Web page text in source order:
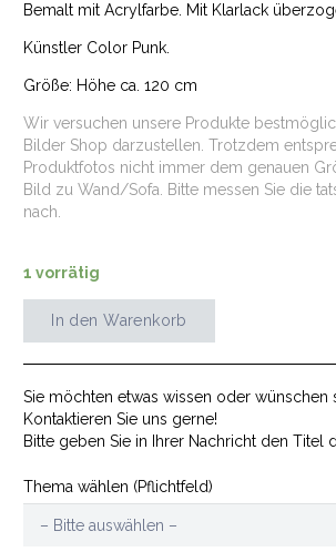
Bemalt mit Acrylfarbe. Mit Klarlack
Künstler Color Punk.
Größe: Höhe ca. 120 cm
Wir versuchen unsere Produkte
Bilder Shop darzustellen. Trotzdem
Produktfotos nicht immer dem genauen
Bild zu Wand/Sofa. Bitte messen Sie die
nach.
1 vorrätig
DoG
In den Warenkorb
Sie möchten etwas wissen oder wünschen
Kontaktieren Sie uns gerne!
Bitte geben Sie in Ihrer Nachricht den Titel
Thema wählen (Pflichtfeld)